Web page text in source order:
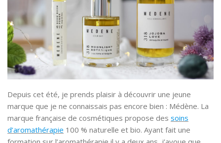
Depuis cet été, je prends plaisir à découvrir une jeune
marque que je ne connaissais pas encore bien : Médène. La
marque française de cosmétiques propose des soins
d’aromathérapie 100 % naturelle et bio. Ayant fait une